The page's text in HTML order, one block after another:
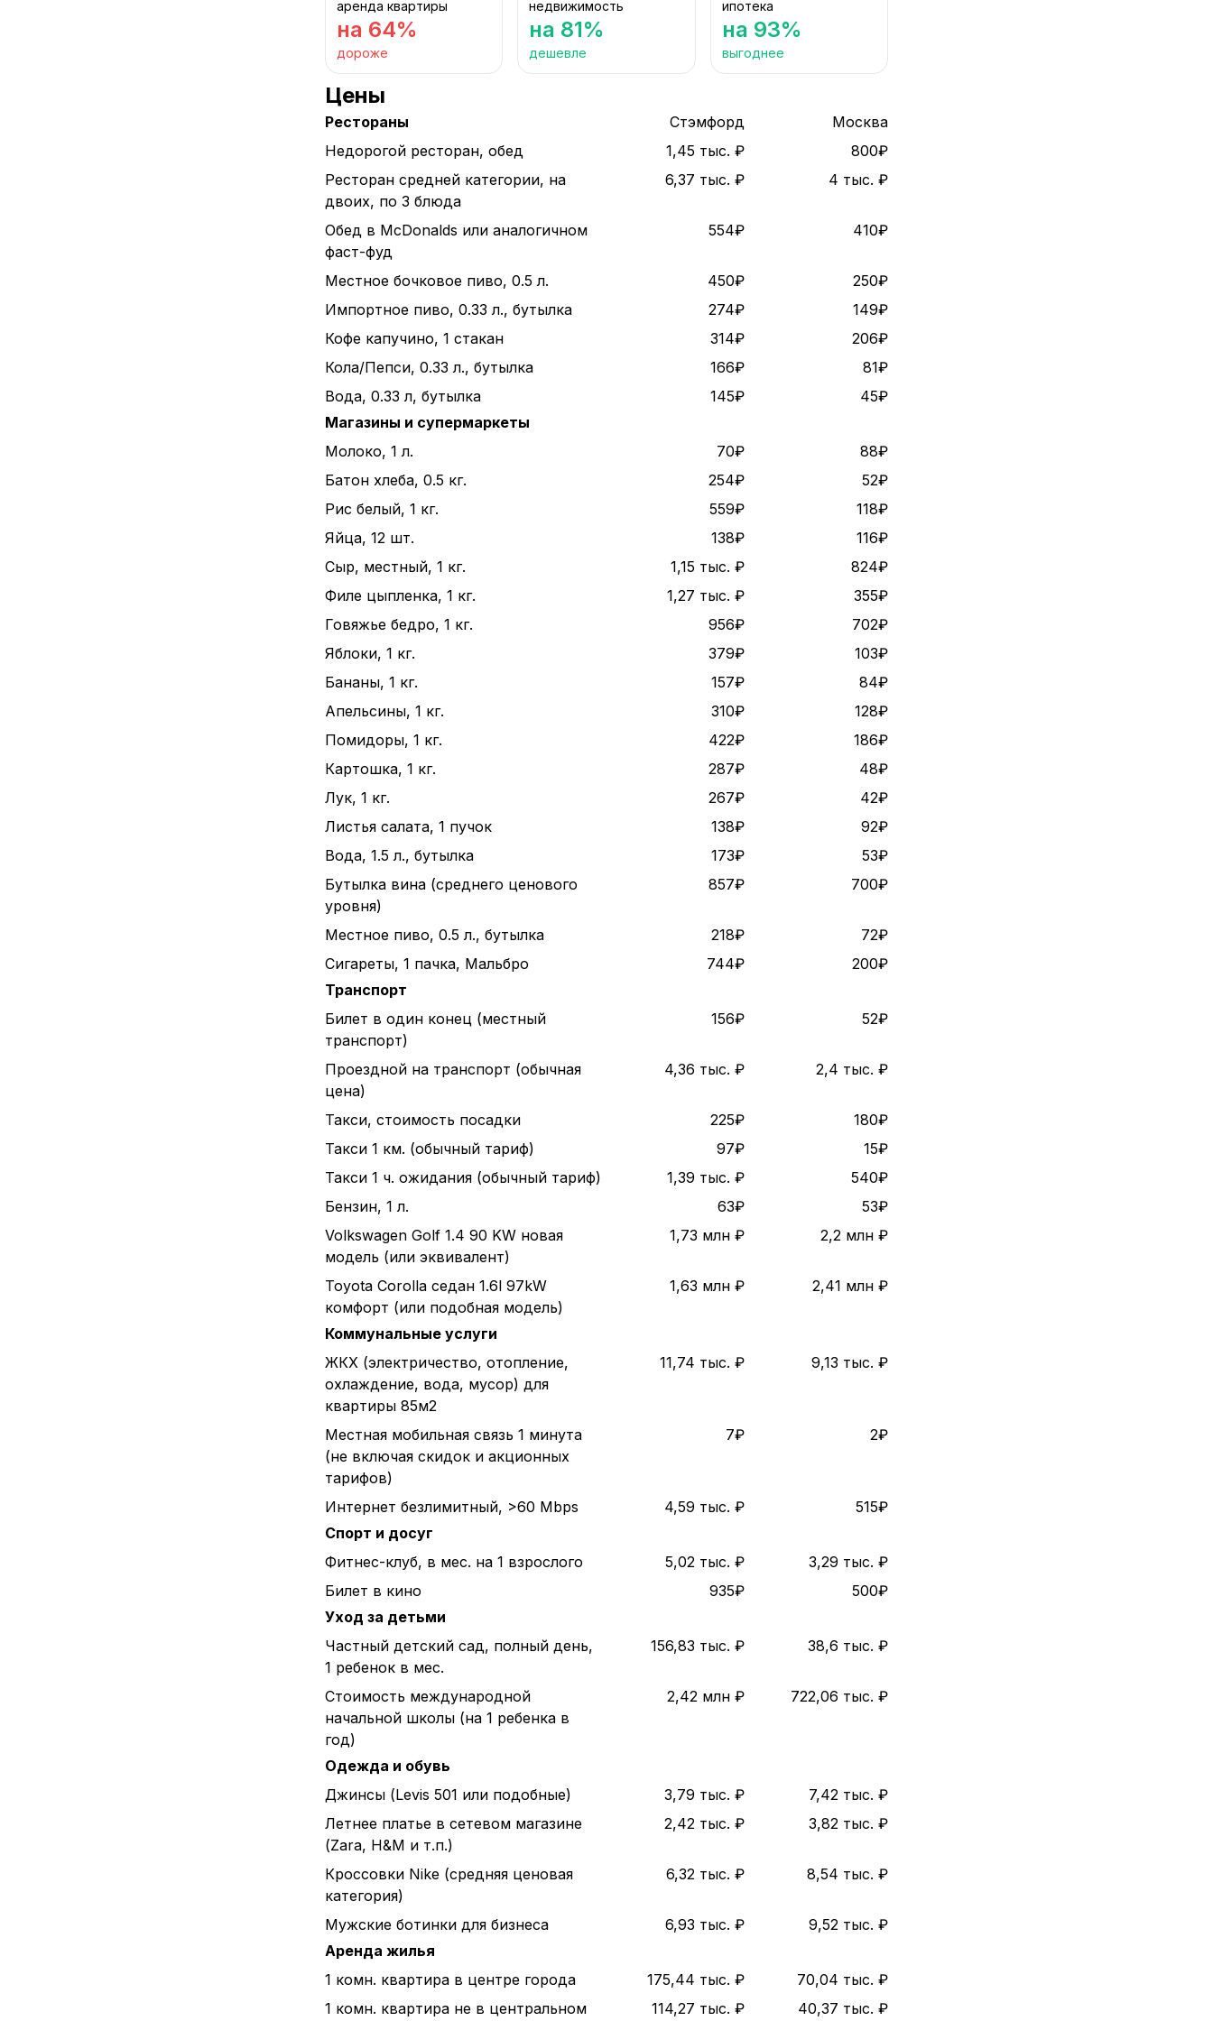
аренда квартиры
на 64%
дороже
недвижимость
на 81%
дешевле
ипотека
на 93%
выгоднее
Цены
Рестораны Стэмфорд
Москва
Недорогой ресторан, обед
1,45 тыс. ₽
800₽
Ресторан средней категории, на
двоих, по 3 блюда
6,37 тыс. ₽ 4 тыс. ₽
Обед в McDonalds или аналогичном
фаст-фуд
554₽ 410₽
Местное бочковое пиво, 0.5 л. 450₽
250₽
Импортное пиво, 0.33 л., бутылка
274₽
149₽
Кофе капучино, 1 стакан
314₽
206₽
Кола/Пепси, 0.33 л., бутылка
166₽
81₽
Вода, 0.33 л, бутылка
145₽
45₽
Магазины и супермаркеты
Молоко, 1 л.
70₽
88₽
Батон хлеба, 0.5 кг.
254₽
52₽
Рис белый, 1 кг.
559₽
118₽
Яйца, 12 шт.
138₽
116₽
Сыр, местный, 1 кг.
1,15 тыс. ₽
824₽
Филе цыпленка, 1 кг.
1,27 тыс. ₽
355₽
Говяжье бедро, 1 кг.
956₽
702₽
Яблоки, 1 кг.
379₽
103₽
Бананы, 1 кг.
157₽
84₽
Апельсины, 1 кг.
310₽
128₽
Помидоры, 1 кг.
422₽
186₽
Картошка, 1 кг.
287₽
48₽
Лук, 1 кг.
267₽
42₽
Листья салата, 1 пучок
138₽
92₽
Вода, 1.5 л., бутылка
173₽
53₽
Бутылка вина (среднего ценового
уровня)
857₽ 700₽
Местное пиво, 0.5 л., бутылка 218₽
72₽
Сигареты, 1 пачка, Мальбро
744₽
200₽
Транспорт
Билет в один конец (местный
транспорт)
156₽ 52₽
Проездной на транспорт (обычная
цена)
4,36 тыс. ₽ 2,4 тыс. ₽
Такси, стоимость посадки 225₽
180₽
Такси 1 км. (обычный тариф)
97₽
15₽
Такси 1 ч. ожидания (обычный тариф)
1,39 тыс. ₽
540₽
Бензин, 1 л.
63₽
53₽
Volkswagen Golf 1.4 90 KW новая
модель (или эквивалент)
1,73 млн ₽ 2,2 млн ₽
Toyota Corolla седан 1.6l 97kW
комфорт (или подобная модель)
1,63 млн ₽ 2,41 млн ₽
Коммунальные услуги
ЖКХ (электричество, отопление,
охлаждение, вода, мусор) для
квартиры 85м2
11,74 тыс. ₽ 9,13 тыс. ₽
Местная мобильная связь 1 минута
(не включая скидок и акционных
тарифов)
7₽ 2₽
Интернет безлимитный, >60 Mbps 4,59 тыс. ₽
515₽
Спорт и досуг
Фитнес-клуб, в мес. на 1 взрослого
5,02 тыс. ₽
3,29 тыс. ₽
Билет в кино
935₽
500₽
Уход за детьми
Частный детский сад, полный день,
1 ребенок в мес.
156,83 тыс. ₽ 38,6 тыс. ₽
Стоимость международной
начальной школы (на 1 ребенка в
год)
2,42 млн ₽ 722,06 тыс. ₽
Одежда и обувь
Джинсы (Levis 501 или подобные)
3,79 тыс. ₽
7,42 тыс. ₽
Летнее платье в сетевом магазине
(Zara, H&M и т.п.)
2,42 тыс. ₽ 3,82 тыс. ₽
Кроссовки Nike (средняя ценовая
категория)
6,32 тыс. ₽ 8,54 тыс. ₽
Мужские ботинки для бизнеса 6,93 тыс. ₽
9,52 тыс. ₽
Аренда жилья
1 комн. квартира в центре города
175,44 тыс. ₽
70,04 тыс. ₽
1 комн. квартира не в центральном
114,27 тыс. ₽ 40,37 тыс. ₽